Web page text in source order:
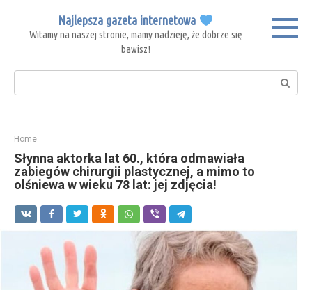
content
Najlepsza gazeta internetowa
Witamy na naszej stronie, mamy nadzieję, że dobrze się
bawisz!
Search:
Home
Słynna aktorka lat 60., która odmawiała
zabiegów chirurgii plastycznej, a mimo to
olśniewa w wieku 78 lat: jej zdjęcia!